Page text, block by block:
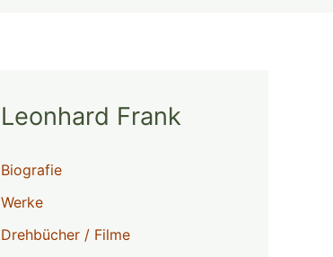
Leonhard Frank
Biografie
Werke
Drehbücher / Filme